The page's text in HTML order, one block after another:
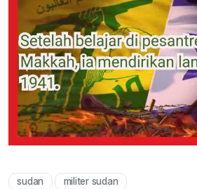
sudan militer sudan